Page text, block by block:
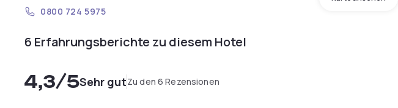
0800 724 5975
6 Erfahrungsberichte zu diesem Hotel
4,3/5Sehr gutZu den 6 Rezensionen